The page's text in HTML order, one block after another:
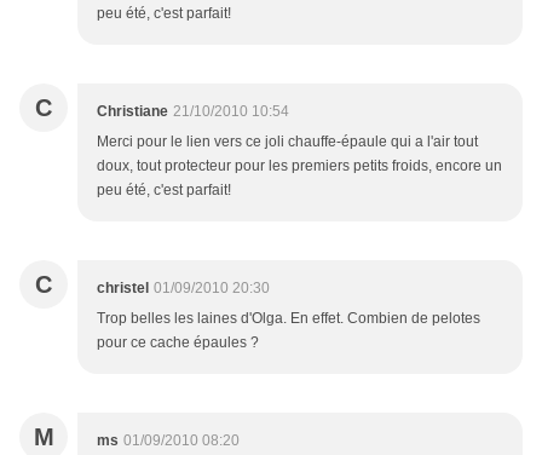
peu été, c'est parfait!
C Christiane 21/10/2010 10:54
Merci pour le lien vers ce joli chauffe-épaule qui a l'air tout
doux, tout protecteur pour les premiers petits froids, encore un
peu été, c'est parfait!
C christel 01/09/2010 20:30
Trop belles les laines d'Olga. En effet. Combien de pelotes
pour ce cache épaules ?
M ms 01/09/2010 08:20